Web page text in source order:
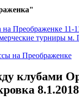
на Преображенке 11-
турниры м.
на Преображенке
клубами
8.1.2018